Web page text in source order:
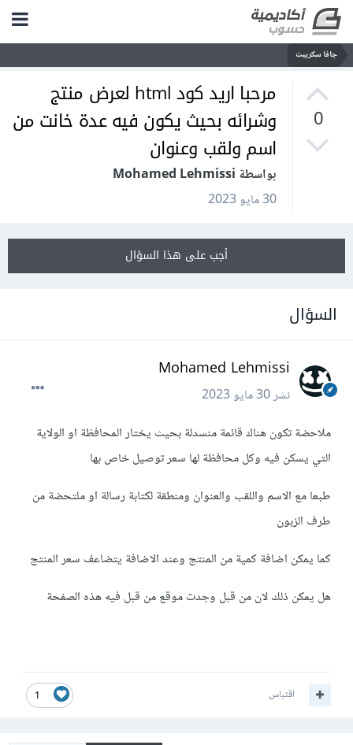
جافا سكريبت
0
مرحبا اريد كود html لعرض منتج
وشرائه بحيث يكون فيه عدة خانت من
اسم ولقب وعنوان
بواسطة Mohamed Lehmissi
30 مايو 2023
أجب على هذا السؤال
السؤال
Mohamed Lehmissi
نشر30 مايو 2023
ملاحضة تكون هناك قائمة منسدلة بحيث يختار المحافظة او الولاية
التي يسكن فيه وكل محافظة لها سعر توصيل خاص بها
طبعا مع الاسم واللقب والعنوان ومنطقة لكتابة رسالة او ملتحضة من
طرف الزبون
كما يمكن اضافة كمية من المنتج وعند الاضافة يتضاعف سعر المنتج
هل يمكن ذلك لان من قبل وجدت موقع من قبل فيه هذه الصفحة
1 اقتباس